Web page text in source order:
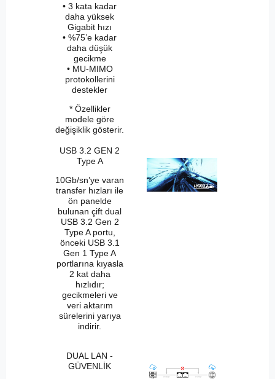
• 3 kata kadar
daha yüksek
Gigabit hızı
• %75’e kadar
daha düşük
gecikme
• MU-MIMO
protokollerini
destekler
* Özellikler
modele göre
değişiklik gösterir.
USB 3.2 GEN 2
Type A
10Gb/sn’ye varan
transfer hızları ile
ön panelde
bulunan çift dual
USB 3.2 Gen 2
Type A portu,
önceki USB 3.1
Gen 1 Type A
portlarına kıyasla
2 kat daha
hızlıdır;
gecikmeleri ve
veri aktarım
sürelerini yarıya
indirir.
DUAL LAN -
GÜVENLİK